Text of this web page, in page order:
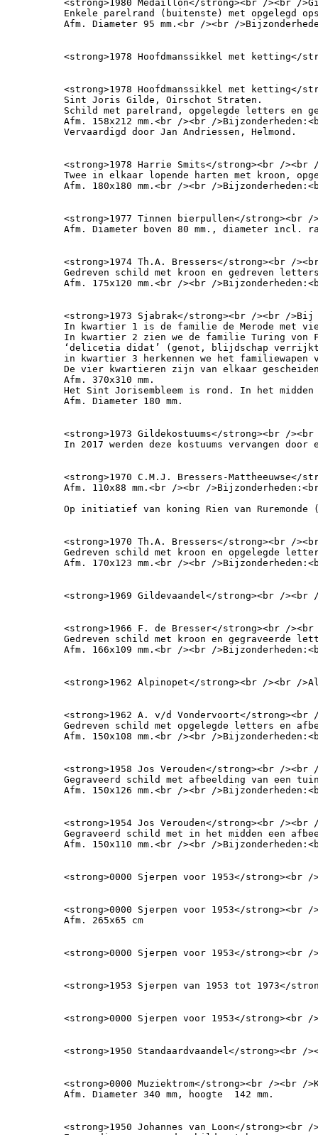
<strong>1980 Medaillon</strong><br /><br /
Enkele parelrand (buitenste) met opgelegd
Afm. Diameter 95 mm.<br /><br /
<strong>1978 Hoofdmanssikkel met ketting</
<strong>1978 Hoofdmanssikkel met ketting</
Sint Joris Gilde, Oirschot Straten.
Schild met parelrand, opgelegde letters en
Afm. 158x212 mm.<br /><br /
Vervaardigd door Jan Andriessen, Helmond.
<strong>1978 Harrie Smits</strong><br /
Twee in elkaar lopende harten met kroon,
Afm. 180x180 mm.<br /><br /
<strong>1977 Tinnen bierpullen</strong><br
Afm. Diameter boven 80 mm., diameter incl.
<strong>1974 Th.A. Bressers</strong><br /
Gedreven schild met kroon en gedreven
Afm. 175x120 mm.<br /><br /
<strong>1973 Sjabrak</strong><br /><br /
In kwartier 1 is de familie de Merode met
In kwartier 2 zien we de familie Turing
‘delicetia didat’ (genot, blijdschap
in kwartier 3 herkennen we het
De vier kwartieren zijn van elkaar
Afm. 370x310 mm.
Het Sint Jorisembleem is rond. In het
Afm. Diameter 180 mm.
<strong>1973 Gildekostuums</strong><br /
In 2017 werden deze kostuums vervangen
<strong>1970 C.M.J. Bressers-
Afm. 110x88 mm.<br /><br /
Op initiatief van koning Rien van
<strong>1970 Th.A. Bressers</strong><br /
Gedreven schild met kroon en opgelegde
Afm. 170x123 mm.<br /><br /
<strong>1969 Gildevaandel</strong><br /
<strong>1966 F. de Bresser</strong><br /
Gedreven schild met kroon en gegraveerde
Afm. 166x109 mm.<br /><br /
<strong>1962 Alpinopet</strong><br /><br /
<strong>1962 A. v/d Vondervoort</
Gedreven schild met opgelegde letters en
Afm. 150x108 mm.<br /><br /
<strong>1958 Jos Verouden</strong><br /
Gegraveerd schild met afbeelding van een
Afm. 150x126 mm.<br /><br /
<strong>1954 Jos Verouden</strong><br /
Gegraveerd schild met in het midden een
Afm. 150x110 mm.<br /><br /
<strong>0000 Sjerpen voor 1953</
<strong>0000 Sjerpen voor 1953</
Afm. 265x65 cm
<strong>0000 Sjerpen voor 1953</strong><br
<strong>1953 Sjerpen van 1953 tot 1973</
<strong>0000 Sjerpen voor 1953</strong><br
<strong>1950 Standaardvaandel</strong><br /
<strong>0000 Muziektrom</strong><br /><br
Afm. Diameter 340 mm, hoogte  142 mm.
<strong>1950 Johannes van Loon</